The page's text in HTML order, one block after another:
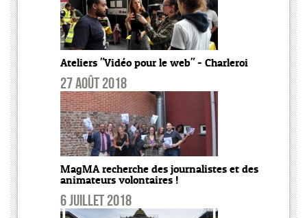
Ateliers "Vidéo pour le web" - Charleroi
27 août 2018
MagMA recherche des journalistes et des
animateurs volontaires !
6 juillet 2018